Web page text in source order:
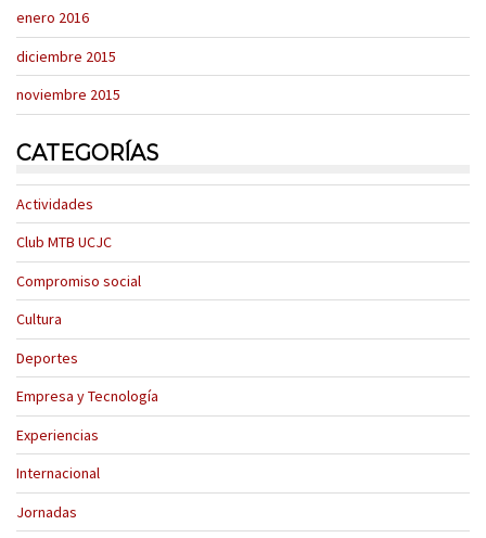
enero 2016
diciembre 2015
noviembre 2015
CATEGORÍAS
Actividades
Club MTB UCJC
Compromiso social
Cultura
Deportes
Empresa y Tecnología
Experiencias
Internacional
Jornadas